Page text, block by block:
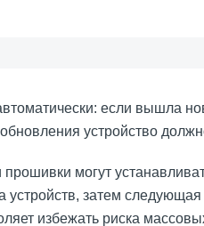
если вышла
устройство
могут
устройств, затем
избежать риска